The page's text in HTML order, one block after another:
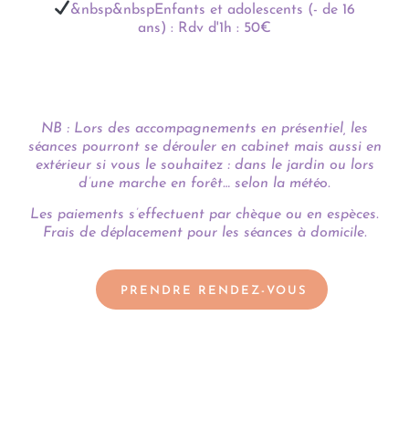
&nbsp&nbspEnfants et adolescents (- de 16
ans) : Rdv d'1h : 50€
NB : Lors des accompagnements en présentiel, les
séances pourront se dérouler en cabinet mais aussi en
extérieur si vous le souhaitez : dans le jardin ou lors
d’une marche en forêt… selon la météo.
Les paiements s’effectuent par chèque ou en espèces.
Frais de déplacement pour les séances à domicile.
PRENDRE RENDEZ-VOUS